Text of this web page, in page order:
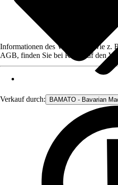
Verkauf durch: BAMATO - Bavarian
Informationen des Verkäufers, wie z.
AGB, finden Sie bei Klick auf den